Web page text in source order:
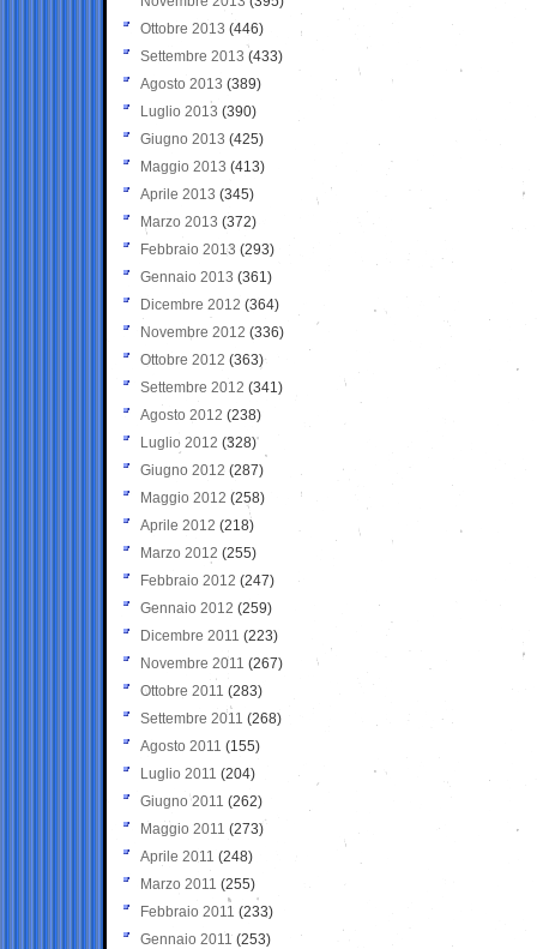
Ottobre 2013 (446)
Settembre 2013 (433)
Agosto 2013 (389)
Luglio 2013 (390)
Giugno 2013 (425)
Maggio 2013 (413)
Aprile 2013 (345)
Marzo 2013 (372)
Febbraio 2013 (293)
Gennaio 2013 (361)
Dicembre 2012 (364)
Novembre 2012 (336)
Ottobre 2012 (363)
Settembre 2012 (341)
Agosto 2012 (238)
Luglio 2012 (328)
Giugno 2012 (287)
Maggio 2012 (258)
Aprile 2012 (218)
Marzo 2012 (255)
Febbraio 2012 (247)
Gennaio 2012 (259)
Dicembre 2011 (223)
Novembre 2011 (267)
Ottobre 2011 (283)
Settembre 2011 (268)
Agosto 2011 (155)
Luglio 2011 (204)
Giugno 2011 (262)
Maggio 2011 (273)
Aprile 2011 (248)
Marzo 2011 (255)
Febbraio 2011 (233)
Gennaio 2011 (253)